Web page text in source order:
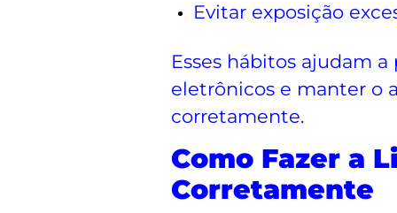
Evitar exposição
Esses hábitos ajudam
eletrônicos e manter o
corretamente.
Como Fazer a
Corretamente